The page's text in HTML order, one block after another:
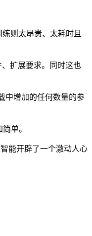
则太昂贵、太耗时且
扩展要求。同时这也
中增加的任何数量的参
单。
能开辟了一个激动人心